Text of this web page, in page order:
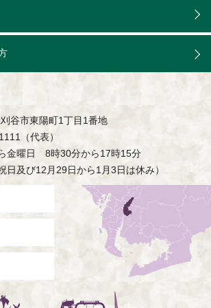
谷市東陽町1丁目1番地
（代表）
金曜日 8時30分から17時15分
日及び12月29日から1月3日は休み）